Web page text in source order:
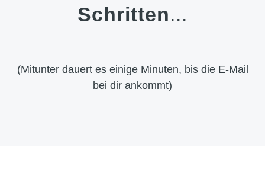
Schritten...
(Mitunter dauert es einige Minuten, bis die E-Mail
bei dir ankommt)